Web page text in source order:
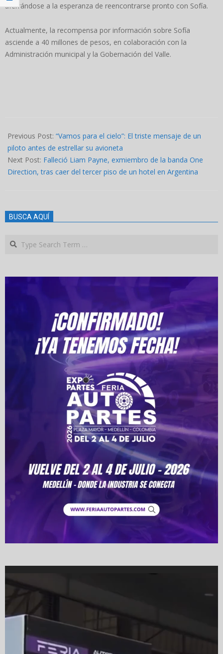
aferrándose a la esperanza de reencontrarse pronto con Sofía.
Actualmente, la recompensa por información sobre Sofía
asciende a 40 millones de pesos, en colaboración con la
Administración municipal y la Gobernación del Valle.
10-
15
Previous Post: “Vamos para el cielo”: El triste mensaje de un
piloto antes de estrellar su avioneta
Next Post: Falleció Liam Payne, exmiembro de la banda One
Direction, tras caer del tercer piso de un hotel en Argentina
BUSCA AQUÍ
Search
Player